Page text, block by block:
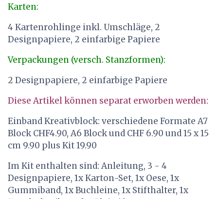
Karten:
4 Kartenrohlinge inkl. Umschläge, 2
Designpapiere, 2 einfarbige Papiere
Verpackungen (versch. Stanzformen):
2 Designpapiere, 2 einfarbige Papiere
Diese Artikel können separat erworben werden:
Einband Kreativblock: verschiedene Formate A7
Block CHF4.90, A6 Block und CHF 6.90 und 15 x 15
cm 9.90 plus Kit 19.90
Im Kit enthalten sind: Anleitung, 3 - 4
Designpapiere, 1x Karton-Set, 1x Oese, 1x
Gummiband, 1x Buchleine, 1x Stifthalter, 1x